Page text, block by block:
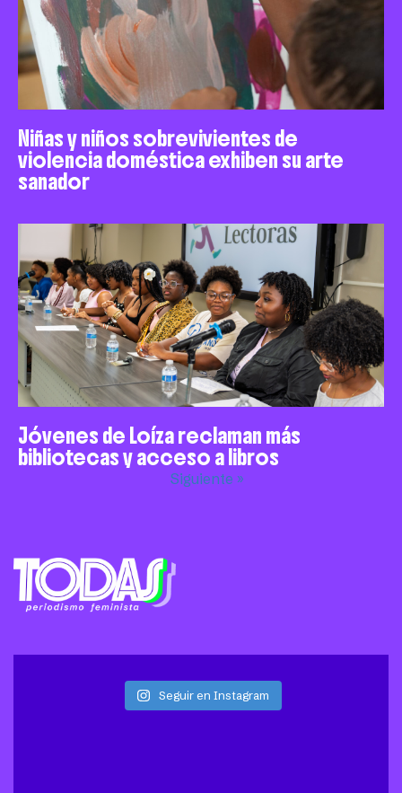
Niñas y niños sobrevivientes de
violencia doméstica exhiben su arte
sanador
Jóvenes de Loíza reclaman más
bibliotecas y acceso a libros
Siguiente »
Seguir en Instagram